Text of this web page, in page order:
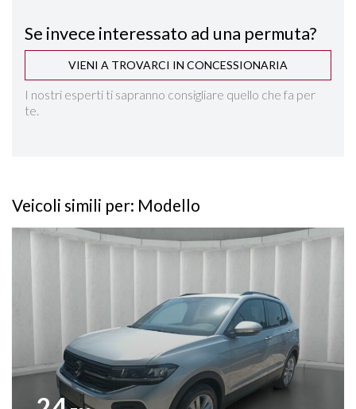
RILEVAMENTO ATTENZIONE DEL CONDUCENTE
RILEVAMENTO SEGNALETICA STRADALE
SENSORI LUCI
SIDE ASSIST
SPECCHIETTI ELETTRICI RICHIUDIBILI
SPECCHIETTO RETROVISORE FOTOCROMATICO
START&STOP
Se invece interessato ad una permuta?
VIENI A TROVARCI IN CONCESSIONARIA
I nostri esperti ti sapranno consigliare quello che fa per
te.
Veicoli simili per: Modello
Vedi dettagli